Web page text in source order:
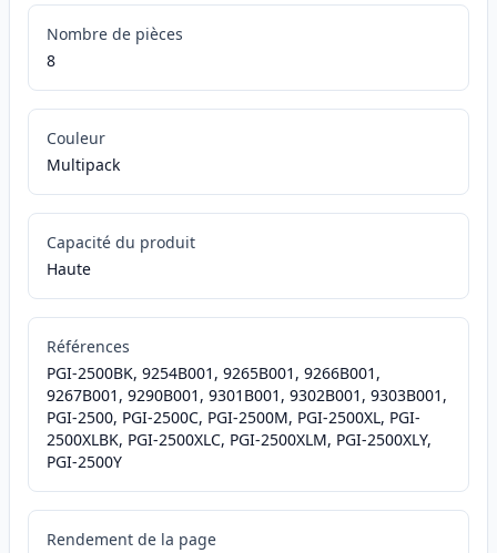
Nombre de pièces
8
Couleur
Multipack
Capacité du produit
Haute
Références
PGI-2500BK, 9254B001, 9265B001, 9266B001,
9267B001, 9290B001, 9301B001, 9302B001, 9303B001,
PGI-2500, PGI-2500C, PGI-2500M, PGI-2500XL, PGI-
2500XLBK, PGI-2500XLC, PGI-2500XLM, PGI-2500XLY,
PGI-2500Y
Rendement de la page